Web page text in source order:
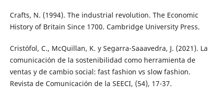
Crafts, N. (1994). The industrial revolution. The Economic
History of Britain Since 1700. Cambridge University Press.
Cristófol, C., McQuillan, K. y Segarra-Saaavedra, J. (2021). La
comunicación de la sostenibilidad como herramienta de
ventas y de cambio social: fast fashion vs slow fashion.
Revista de Comunicación de la SEECI, (54), 17-37.